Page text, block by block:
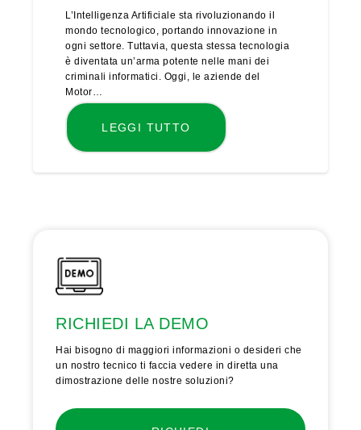
L’Intelligenza Artificiale sta rivoluzionando il
mondo tecnologico, portando innovazione in
ogni settore. Tuttavia, questa stessa tecnologia
è diventata un’arma potente nelle mani dei
criminali informatici. Oggi, le aziende del
Motor…
LEGGI TUTTO
RICHIEDI LA DEMO
Hai bisogno di maggiori informazioni o desideri che
un nostro tecnico ti faccia vedere in diretta una
dimostrazione delle nostre soluzioni?